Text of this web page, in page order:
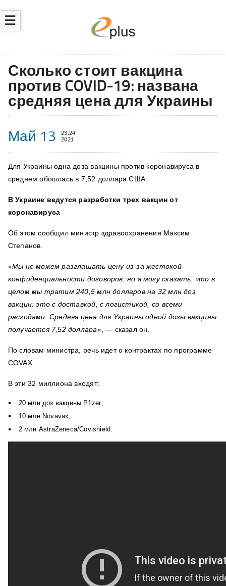
☰
Сколько стоит вакцина
против COVID-19: названа
средняя цена для Украины
Май 13
23:24
2021
Для Украины одна доза вакцины против коронавируса в
среднем обошлась в 7,52 доллара США.
В Украине ведутся разработки трех вакцин от
коронавируса
Об этом сообщил министр здравоохранения Максим
Степанов.
«Мы не можем разглашать цену из-за жестокой
конфиденциальности договоров, но я могу сказать, что в
целом мы тратим 240,5 млн долларов на 32 млн доз
вакцин: это с доставкой, с логистикой, со всеми
расходами. Средняя цена для Украины одной дозы вакцины
получается 7,52 доллара«, — сказал он.
По словам министра, речь идет о контрактах по программе
COVAX.
В эти 32 миллиона входят:
20 млн доз вакцины Pfizer;
10 млн Novavax;
2 млн AstraZeneca/Covishield.